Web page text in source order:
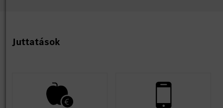
Juttatások